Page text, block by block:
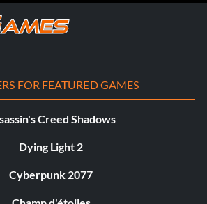
FOR FEATURED GAMES
Creed Shadows
Dying Light 2
Cyberpunk 2077